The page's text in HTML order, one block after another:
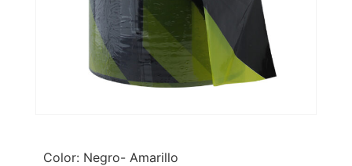
Color: Negro- Amarillo